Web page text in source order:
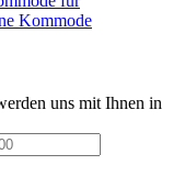
Kommode
uns mit Ihnen in